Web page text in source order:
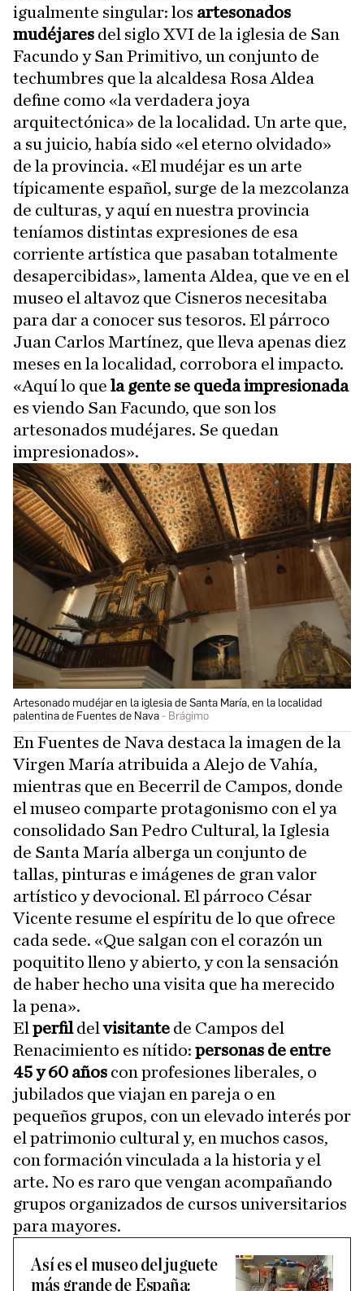
igualmente singular: los artesonados
mudéjares del siglo XVI de la iglesia de San
Facundo y San Primitivo, un conjunto de
techumbres que la alcaldesa Rosa Aldea
define como «la verdadera joya
arquitectónica» de la localidad. Un arte que,
a su juicio, había sido «el eterno olvidado»
de la provincia. «El mudéjar es un arte
típicamente español, surge de la mezcolanza
de culturas, y aquí en nuestra provincia
teníamos distintas expresiones de esa
corriente artística que pasaban totalmente
desapercibidas», lamenta Aldea, que ve en el
museo el altavoz que Cisneros necesitaba
para dar a conocer sus tesoros. El párroco
Juan Carlos Martínez, que lleva apenas diez
meses en la localidad, corrobora el impacto.
«Aquí lo que la gente se queda impresionada
es viendo San Facundo, que son los
artesonados mudéjares. Se quedan
impresionados».
Artesonado mudéjar en la iglesia de Santa María, en la localidad
palentina de Fuentes de Nava
Brágimo
En Fuentes de Nava destaca la imagen de la
Virgen María atribuida a Alejo de Vahía,
mientras que en Becerril de Campos, donde
el museo comparte protagonismo con el ya
consolidado San Pedro Cultural, la Iglesia
de Santa María alberga un conjunto de
tallas, pinturas e imágenes de gran valor
artístico y devocional. El párroco César
Vicente resume el espíritu de lo que ofrece
cada sede. «Que salgan con el corazón un
poquitito lleno y abierto, y con la sensación
de haber hecho una visita que ha merecido
la pena».
El perfildelvisitante de Campos del
Renacimiento es nítido: personas de entre
45 y 60 años con profesiones liberales, o
jubilados que viajan en pareja o en
pequeños grupos, con un elevado interés por
el patrimonio cultural y, en muchos casos,
con formación vinculada a la historia y el
arte. No es raro que vengan acompañando
grupos organizados de cursos universitarios
para mayores.
Así es el museo del juguete
más grande de España: